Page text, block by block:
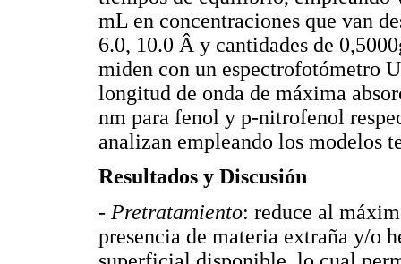
mL en concentraciones que van
6.0, 10.0 Â y cantidades de
miden con un espectrofotómetro
longitud de onda de máxima
nm para fenol y p-nitrofenol
analizan empleando los modelos
Resultados y Discusión
- Pretratamiento: reduce al
presencia de materia extraña y/o